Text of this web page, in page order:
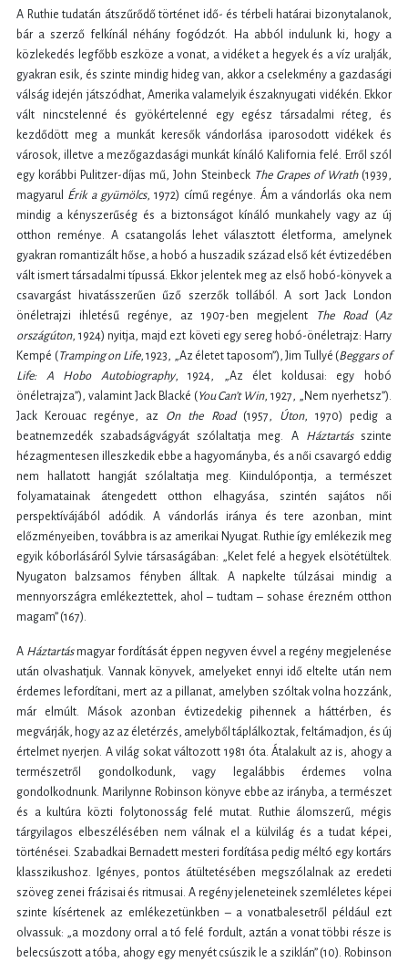
A Ruthie tudatán átszűrődő történet idő- és térbeli határai bizonytalanok,
bár a szerző felkínál néhány fogódzót. Ha abból indulunk ki, hogy a
közlekedés legfőbb eszköze a vonat, a vidéket a hegyek és a víz uralják,
gyakran esik, és szinte mindig hideg van, akkor a cselekmény a gazdasági
válság idején játszódhat, Amerika valamelyik északnyugati vidékén. Ekkor
vált nincstelenné és gyökértelenné egy egész társadalmi réteg, és
kezdődött meg a munkát keresők vándorlása iparosodott vidékek és
városok, illetve a mezőgazdasági munkát kínáló Kalifornia felé. Erről szól
egy korábbi Pulitzer-díjas mű, John Steinbeck The Grapes of Wrath(1939,
magyarul Érik a gyümölcs, 1972) című regénye. Ám a vándorlás oka nem
mindig a kényszerűség és a biztonságot kínáló munkahely vagy az új
otthon reménye. A csatangolás lehet választott életforma, amelynek
gyakran romantizált hőse, a hobó a huszadik század első két évtizedében
vált ismert társadalmi típussá. Ekkor jelentek meg az első hobó-könyvek a
csavargást hivatásszerűen űző szerzők tollából. A sort Jack London
önéletrajzi ihletésű regénye, az 1907-ben megjelent
The Road(Az
országúton, 1924) nyitja, majd ezt követi egy sereg hobó-önéletrajz: Harry
Kempé (Tramping on Life, 1923, „Az életet taposom”), Jim Tullyé (Beggars of
Life: A Hobo Autobiography, 1924, „Az élet koldusai: egy hobó
önéletrajza”), valamint Jack Blacké (You Can’t Win, 1927, „Nem nyerhetsz”).
Jack Kerouac regénye, az On the Road(1957, Úton, 1970) pedig a
beatnemzedék szabadságvágyát szólaltatja meg. A Háztartásszinte
hézagmentesen illeszkedik ebbe a hagyományba, és a női csavargó eddig
nem hallatott hangját szólaltatja meg. Kiindulópontja, a természet
folyamatainak átengedett otthon elhagyása, szintén sajátos női
perspektívájából adódik. A vándorlás iránya és tere azonban, mint
előzményeiben, továbbra is az amerikai Nyugat. Ruthie így emlékezik meg
egyik kóborlásáról Sylvie társaságában: „Kelet felé a hegyek elsötétültek.
Nyugaton balzsamos fényben álltak. A napkelte túlzásai mindig a
mennyországra emlékeztettek, ahol – tudtam – sohase érezném otthon
magam” (167).
A Háztartásmagyar fordítását éppen negyven évvel a regény megjelenése
után olvashatjuk. Vannak könyvek, amelyeket ennyi idő eltelte után nem
érdemes lefordítani, mert az a pillanat, amelyben szóltak volna hozzánk,
már elmúlt. Mások azonban évtizedekig pihennek a háttérben, és
megvárják, hogy az az életérzés, amelyből táplálkoztak, feltámadjon, és új
értelmet nyerjen. A világ sokat változott 1981 óta. Átalakult az is, ahogy a
természetről gondolkodunk, vagy legalábbis érdemes volna
gondolkodnunk. Marilynne Robinson könyve ebbe az irányba, a természet
és a kultúra közti folytonosság felé mutat. Ruthie álomszerű, mégis
tárgyilagos elbeszélésében nem válnak el a külvilág és a tudat képei,
történései. Szabadkai Bernadett mesteri fordítása pedig méltó egy kortárs
klasszikushoz. Igényes, pontos átültetésében megszólalnak az eredeti
szöveg zenei frázisai és ritmusai. A regény jeleneteinek szemléletes képei
szinte kísértenek az emlékezetünkben – a vonatbalesetről például ezt
olvassuk: „a mozdony orral a tó felé fordult, aztán a vonat többi része is
belecsúszott a tóba, ahogy egy menyét csúszik le a sziklán” (10). Robinson